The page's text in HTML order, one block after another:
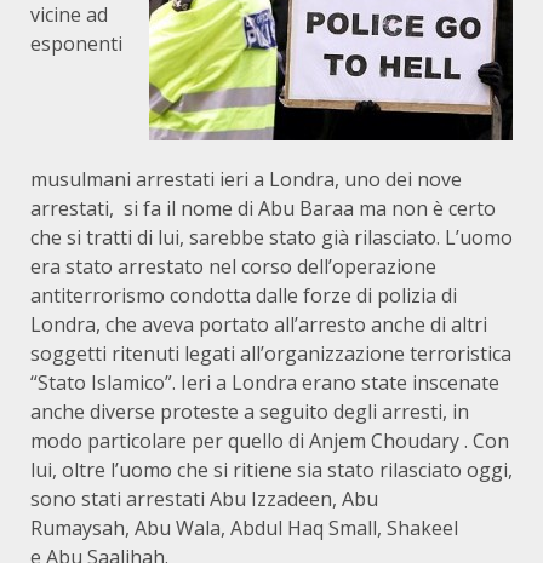
vicine ad
esponenti
musulmani arrestati ieri a Londra, uno dei nove
arrestati, si fa il nome di Abu Baraa ma non è certo
che si tratti di lui, sarebbe stato già rilasciato. L’uomo
era stato arrestato nel corso dell’operazione
antiterrorismo condotta dalle forze di polizia di
Londra, che aveva portato all’arresto anche di altri
soggetti ritenuti legati all’organizzazione terroristica
“Stato Islamico”. Ieri a Londra erano state inscenate
anche diverse proteste a seguito degli arresti, in
modo particolare per quello di Anjem Choudary . Con
lui, oltre l’uomo che si ritiene sia stato rilasciato oggi,
sono stati arrestati Abu Izzadeen, Abu
Rumaysah, Abu Wala, Abdul Haq Small, Shakeel
e Abu Saalihah.